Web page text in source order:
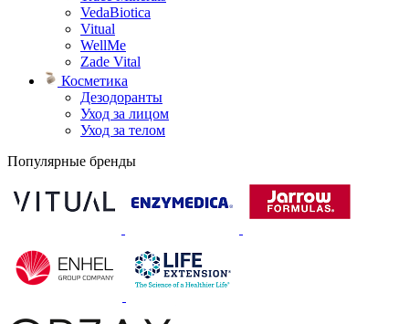
VedaBiotica
Vitual
WellMe
Zade Vital
Косметика
Дезодоранты
Уход за лицом
Уход за телом
Популярные бренды